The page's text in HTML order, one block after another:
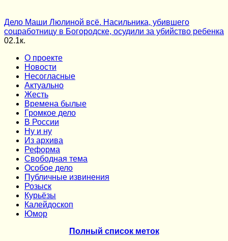
Дело Маши Люлиной всё. Насильника, убившего
соцработницу в Богородске, осудили за убийство ребенка
02.1к.
О проекте
Новости
Несогласные
Актуально
Жесть
Времена былые
Громкое дело
В России
Ну и ну
Из архива
Реформа
Cвободная тема
Особое дело
Публичные извинения
Розыск
Курьёзы
Калейдоскоп
Юмор
Полный список меток